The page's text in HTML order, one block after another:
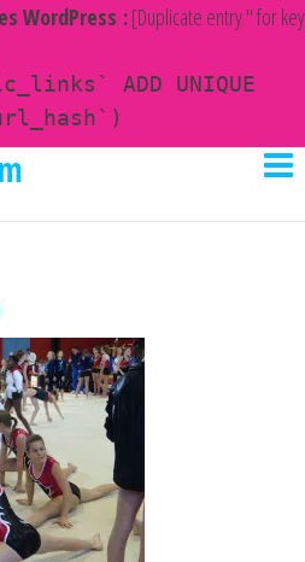
WordPress :[Duplicate entry '' for key
ADD UNIQUE